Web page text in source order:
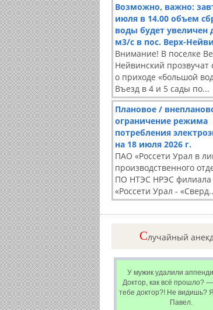
Возможно, важно:
июля в 14.00 объем
воды будет увеличен
м3/с в пос. Верх-
Внимание! В поселке
Нейвинский прозвучат
о приходе «большой
Въезд в 4 и 5 сады по...
Плановое /
ограничение режима
потребления
на 18 июля 2026 г.
ПАО «Россети Урал в
производственного
ПО НТЭС НРЭС
«Россети Урал -
Cлучайный
У мужик удалили
Доктор, как всё прошло?
тебе доктор?! Не видишь?
Павел.